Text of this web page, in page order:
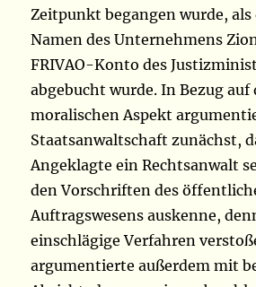
Zeitpunkt begangen wurde, als
Namen des Unternehmens
FRIVAO-Konto des
abgebucht wurde. In Bezug auf
moralischen Aspekt
Staatsanwaltschaft zunächst,
Angeklagte ein Rechtsanwalt
den Vorschriften des
Auftragswesens auskenne,
einschlägige Verfahren
argumentierte außerdem mit